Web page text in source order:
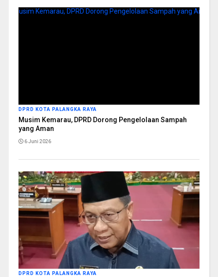
DPRD KOTA PALANGKA RAYA
Musim Kemarau, DPRD Dorong Pengelolaan Sampah
yang Aman
6 Juni 2026
DPRD KOTA PALANGKA RAYA